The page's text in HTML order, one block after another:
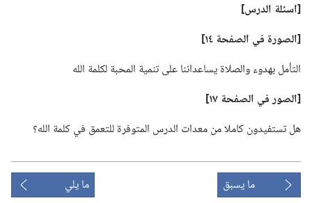
‏[اسئلة الدرس]‏
‏[الصورة في الصفحة ١٤]‏
التأمل بهدوء والصلاة يساعداننا على تنمية المحبة لكلمة الله
‏[الصور في الصفحة ١٧]‏
هل تستفيدون كاملا من معدات الدرس المتوفرة للتعمق في كلمة الله؟‏
ما يسبق ما يلي